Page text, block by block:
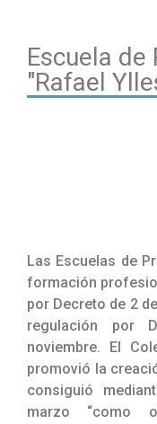
Escuela
"Rafael
Las Escuelas de
formación
por Decreto de 2
regulación por
noviembre. El
promovió la
consiguió
marzo “como